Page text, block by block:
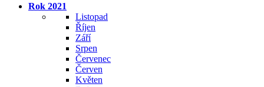
Rok 2021
Listopad
Říjen
Září
Srpen
Červenec
Červen
Květen